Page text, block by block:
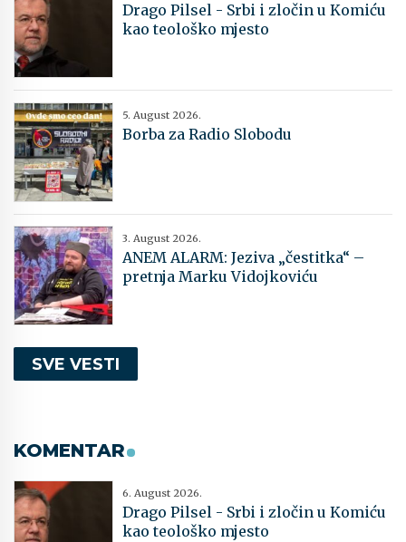
Drago Pilsel - Srbi i zločin u Komiću
kao teološko mjesto
5. August 2026.
Borba za Radio Slobodu
3. August 2026.
ANEM ALARM: Jeziva „čestitka“ –
pretnja Marku Vidojkoviću
SVE VESTI
KOMENTAR
6. August 2026.
Drago Pilsel - Srbi i zločin u Komiću
kao teološko mjesto